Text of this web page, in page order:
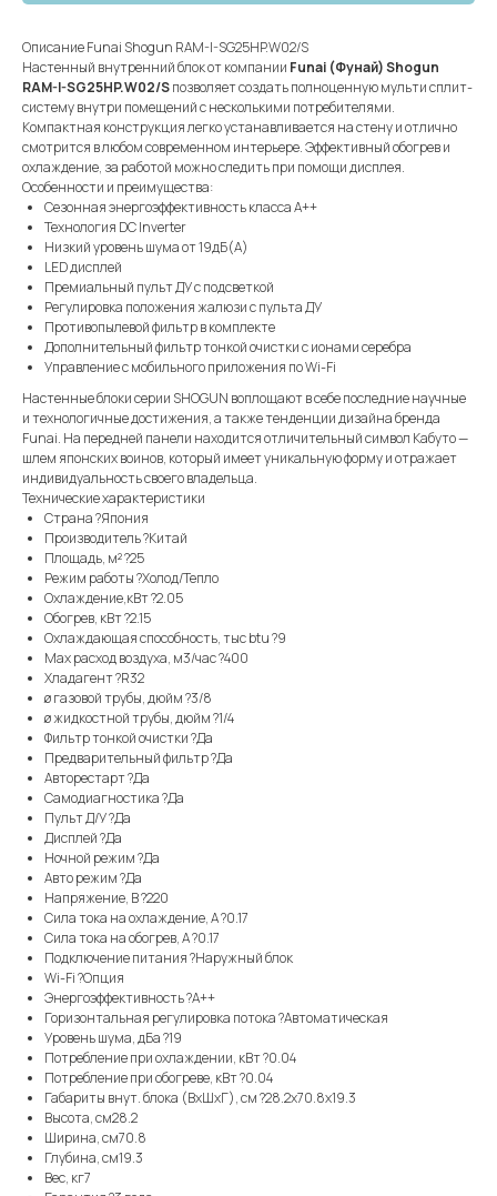
Описание Funai Shogun RAM-I-SG25HP.W02/S
Настенный внутренний блок от компании Funai (Фунай) Shogun
RAM-I-SG25HP.W02/Sпозволяет создать полноценную мульти сплит-
систему внутри помещений с несколькими потребителями.
Компактная конструкция легко устанавливается на стену и отлично
смотрится в любом современном интерьере. Эффективный обогрев и
охлаждение, за работой можно следить при помощи дисплея.
Особенности и преимущества:
Сезонная энергоэффективность класса А++
Технология DC Inverter
Низкий уровень шума от 19дБ(А)
LED дисплей
Премиальный пульт ДУ с подсветкой
Регулировка положения жалюзи с пульта ДУ
Противопылевой фильтр в комплекте
Дополнительный фильтр тонкой очистки c ионами серебра
Управление c мобильного приложения по Wi-Fi
Настенные блоки серии SHOGUN воплощают в себе последние научные
и технологичные достижения, а также тенденции дизайна бренда
Funai. На передней панели находится отличительный символ Кабуто —
шлем японских воинов, который имеет уникальную форму и отражает
индивидуальность своего владельца.
Технические характеристики
Страна ?Япония
Производитель ?Китай
Площадь, м² ?25
Режим работы ?Холод/Тепло
Охлаждение,кВт ?2.05
Обогрев, кВт ?2.15
Охлаждающая способность, тыс btu ?9
Max расход воздуха, м3/час ?400
Хладагент ?R32
ø газовой трубы, дюйм ?3/8
ø жидкостной трубы, дюйм ?1/4
Фильтр тонкой очистки ?Да
Предварительный фильтр ?Да
Авторестарт ?Да
Самодиагностика ?Да
Пульт Д/У ?Да
Дисплей ?Да
Ночной режим ?Да
Авто режим ?Да
Напряжение, В ?220
Сила тока на охлаждение, А ?0.17
Сила тока на обогрев, А ?0.17
Подключение питания ?Наружный блок
Wi-Fi ?Опция
Энергоэффективность ?A++
Горизонтальная регулировка потока ?Автоматическая
Уровень шума, дБа ?19
Потребление при охлаждении, кВт ?0.04
Потребление при обогреве, кВт ?0.04
Габариты внут. блока (ВхШхГ), см ?28.2x70.8x19.3
Высота, см28.2
Ширина, см70.8
Глубина, см19.3
Вес, кг7